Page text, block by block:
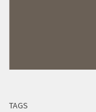
TAGS